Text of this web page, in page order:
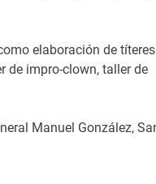
elaboración de títeres
de impro-clown, taller de
Manuel González,